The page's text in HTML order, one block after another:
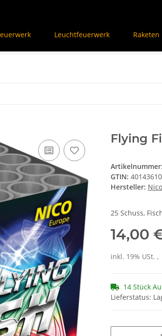
Leuchtfeuerwerk Raketen
Möchtest Du
in den Einstellungen
die Seite neu.
Flying
Artikelnummer:
GTIN:
Hersteller:
25 Schuss,
14,00
inkl. 19% USt. ,
14 Stück
Lieferstatus: